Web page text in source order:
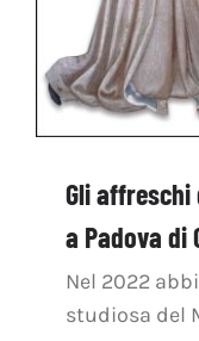
Gli affreschi
a Padova di
Nel 2022
studiosa del